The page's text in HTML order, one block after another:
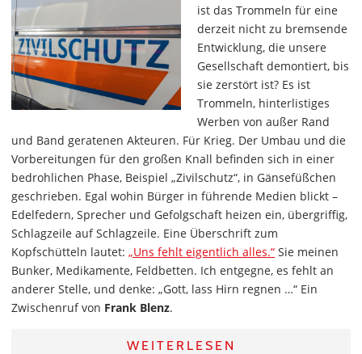
ist das Trommeln für eine
derzeit nicht zu bremsende
Entwicklung, die unsere
Gesellschaft demontiert, bis
sie zerstört ist? Es ist
Trommeln, hinterlistiges
Werben von außer Rand
und Band geratenen Akteuren. Für Krieg. Der Umbau und die
Vorbereitungen für den großen Knall befinden sich in einer
bedrohlichen Phase, Beispiel „Zivilschutz“, in Gänsefüßchen
geschrieben. Egal wohin Bürger in führende Medien blickt –
Edelfedern, Sprecher und Gefolgschaft heizen ein, übergriffig,
Schlagzeile auf Schlagzeile. Eine Überschrift zum
Kopfschütteln lautet: „Uns fehlt eigentlich alles.“ Sie meinen
Bunker, Medikamente, Feldbetten. Ich entgegne, es fehlt an
anderer Stelle, und denke: „Gott, lass Hirn regnen …“ Ein
Zwischenruf von Frank Blenz.
WEITERLESEN